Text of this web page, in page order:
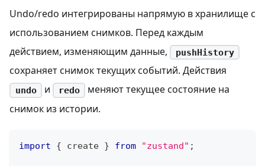
Undo/redo интегрированы напрямую в хранилище с
использованием снимков. Перед каждым
действием, изменяющим данные,
pushHistory
сохраняет снимок текущих событий. Действия
undo и redo
меняют текущее состояние на
снимок из истории.
import { create } from "zustand" ;